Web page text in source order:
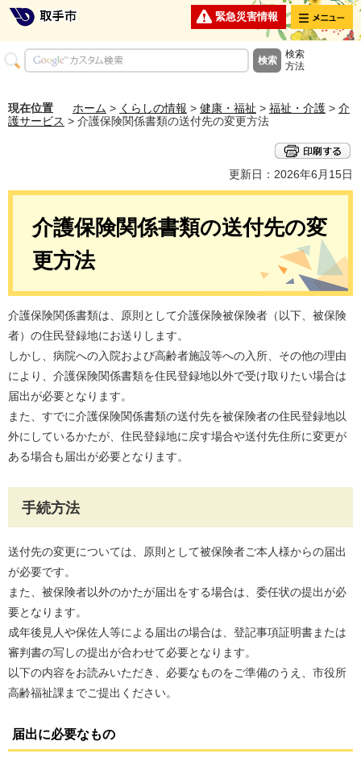
緊急災害情報 メニュー
検索
方法
現在位置 ホーム > くらしの情報 > 健康・福祉 > 福祉・介護 > 介
護サービス > 介護保険関係書類の送付先の変更方法
更新日：2026年6月15日
介護保険関係書類の送付先の変
更方法
介護保険関係書類は、原則として介護保険被保険者（以下、被保険
者）の住民登録地にお送りします。
しかし、病院への入院および高齢者施設等への入所、その他の理由
により、介護保険関係書類を住民登録地以外で受け取りたい場合は
届出が必要となります。
また、すでに介護保険関係書類の送付先を被保険者の住民登録地以
外にしているかたが、住民登録地に戻す場合や送付先住所に変更が
ある場合も届出が必要となります。
手続方法
送付先の変更については、原則として被保険者ご本人様からの届出
が必要です。
また、被保険者以外のかたが届出をする場合は、委任状の提出が必
要となります。
成年後見人や保佐人等による届出の場合は、登記事項証明書または
審判書の写しの提出が合わせて必要となります。
以下の内容をお読みいただき、必要なものをご準備のうえ、市役所
高齢福祉課までご提出ください。
届出に必要なもの